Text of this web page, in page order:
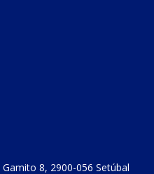
8, 2900-056 Setúbal